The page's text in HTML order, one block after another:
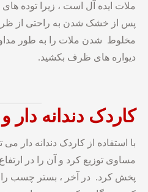
ملات ایده آل است ، زیرا توده
پس از خشک شدن به راحتی از
مخلوط شدن ملات را به طور
دیواره های ظرف بکشید.
کاردک دندانه دار و
با استفاده از کاردک دندانه دار
پخش کرد. در آخر ، بستر چسب